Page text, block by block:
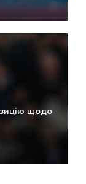
щодо